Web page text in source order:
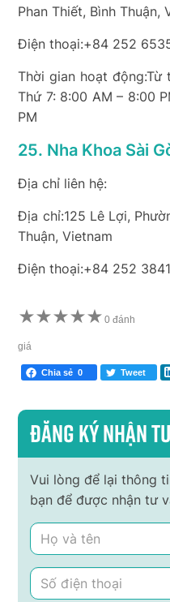
Phan Thiết, Bình Thuận,
Điện thoại:+84 252
Thời gian hoạt động:Từ
Thứ 7: 8:00 AM – 8:00
PM
25. Nha Khoa Sài
Địa chỉ liên hệ:
Địa chỉ:125 Lê Lợi,
Thuận, Vietnam
Điện thoại:+84 252
★★★★★ 0 đánh
giá
Chia sẻ 0 Tweet
Đăng ký nhận
Vui lòng để lại thông
bạn để được nhận tư